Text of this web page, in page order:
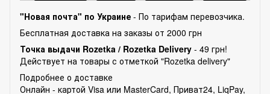
"Новая почта" по Украине - По тарифам перевозчика.
Бесплатная доставка на заказы от 2000 грн
Точка выдачи Rozetka / Rozetka Delivery - 49 грн!
Действует на товары с отметкой "Rozetka delivery"
Подробнее о доставке
Онлайн - картой Visa или MasterCard, Приват24, LiqPay,